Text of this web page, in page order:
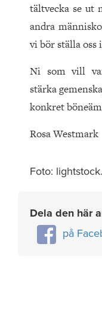
tältvecka se ut
andra
vi bör ställa oss
Ni som vill
stärka
konkret
Rosa Westmark
Foto:
Dela den här
på